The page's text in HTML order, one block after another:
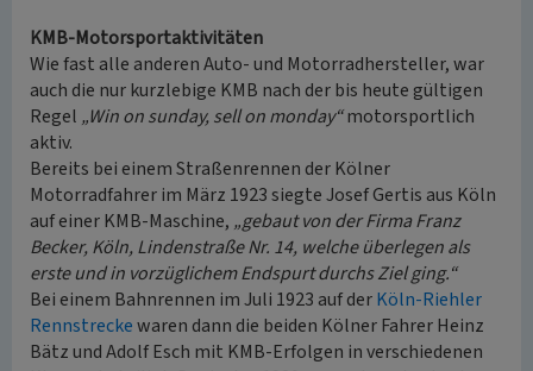
KMB-Motorsportaktivitäten
Wie fast alle anderen Auto- und Motorradhersteller, war
auch die nur kurzlebige KMB nach der bis heute gültigen
Regel „Win on sunday, sell on monday“motorsportlich
aktiv.
Bereits bei einem Straßenrennen der Kölner
Motorradfahrer im März 1923 siegte Josef Gertis aus Köln
auf einer KMB-Maschine, „gebaut von der Firma Franz
Becker, Köln, Lindenstraße Nr. 14, welche überlegen als
erste und in vorzüglichem Endspurt durchs Ziel ging.“
Bei einem Bahnrennen im Juli 1923 auf derKöln-Riehler
Rennstreckewaren dann die beiden Kölner Fahrer Heinz
Bätz und Adolf Esch mit KMB-Erfolgen in verschiedenen